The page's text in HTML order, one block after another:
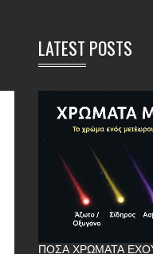
LATEST POSTS
ΠΌΣΑ ΧΡΏΜΑΤΑ